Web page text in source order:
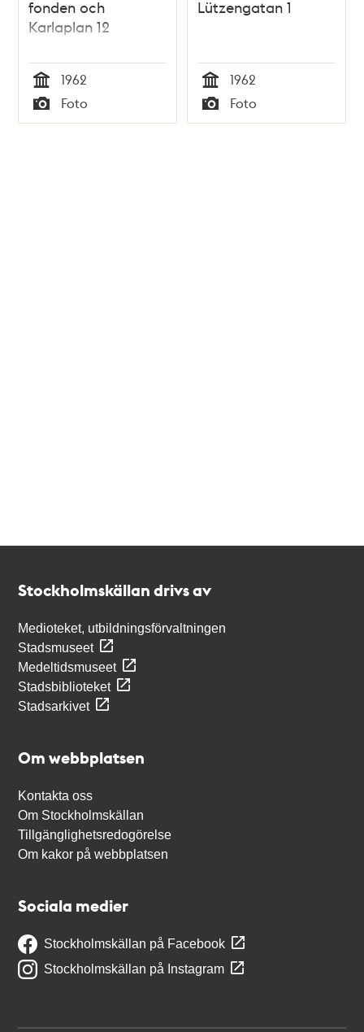
fonden och
Karlaplan 12
Tid
1962
Typ
Foto
Lützengatan 1
Tid
1962
Typ
Foto
Stockholmskällan drivs av
Medioteket, utbildningsförvaltningen
Stadsmuseet
Medeltidsmuseet
Stadsbiblioteket
Stadsarkivet
Om webbplatsen
Kontakta oss
Om Stockholmskällan
Tillgänglighetsredogörelse
Om kakor på webbplatsen
Sociala medier
Stockholmskällan på Facebook
Stockholmskällan på Instagram